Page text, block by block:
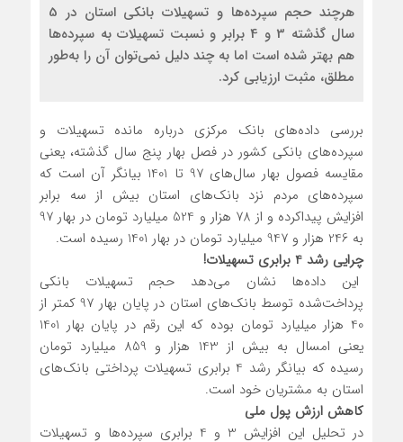
هرچند حجم سپرده‌ها و تسهیلات بانکی استان در 5
سال گذشته 3 و 4 برابر و نسبت تسهیلات به سپرده‌ها
هم بهتر شده است اما به چند دلیل نمی‌توان آن را به‌طور
مطلق، مثبت ارزیابی کرد.
بررسی داده‌های بانک مرکزی درباره مانده تسهیلات و
سپرده‌های بانکی کشور در فصل بهار پنج سال گذشته، یعنی
مقایسه فصول بهار سال‌های 97 تا 1401 بیانگر آن است که
سپرده‌های مردم نزد بانک‌های استان بیش از سه برابر
افزایش پیداکرده و از 78 هزار و 524 میلیارد تومان در بهار 97
به 246 هزار و 947 میلیارد تومان در بهار 1401 رسیده است.
چرایی رشد 4 برابری تسهیلات!
این داده‌ها نشان می‌دهد حجم تسهیلات بانکی
پرداخت‌شده توسط بانک‌های استان در پایان بهار 97 کمتر از
40 هزار میلیارد تومان بوده که این رقم در پایان بهار 1401
یعنی امسال به بیش از 143 هزار و 859 میلیارد تومان
رسیده که بیانگر رشد 4 برابری تسهیلات پرداختی بانک‌های
استان به مشتریان خود است.
کاهش ارزش پول ملی
در تحلیل این افزایش 3 و 4 برابری سپرده‌ها و تسهیلات